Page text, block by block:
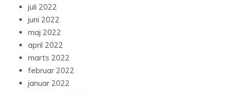
juli 2022
juni 2022
maj 2022
april 2022
marts 2022
februar 2022
januar 2022